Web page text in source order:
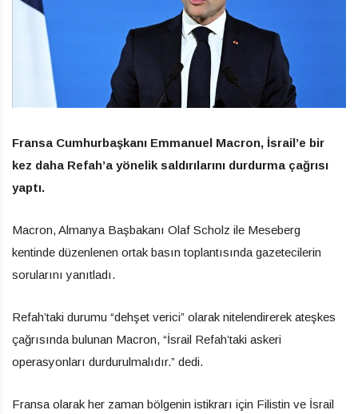
Fransa Cumhurbaşkanı Emmanuel Macron, İsrail’e bir
kez daha Refah’a yönelik saldırılarını durdurma çağrısı
yaptı.
Macron, Almanya Başbakanı Olaf Scholz ile Meseberg
kentinde düzenlenen ortak basın toplantısında gazetecilerin
sorularını yanıtladı.
Refah’taki durumu “dehşet verici” olarak nitelendirerek ateşkes
çağrısında bulunan Macron, “İsrail Refah’taki askeri
operasyonları durdurulmalıdır.” dedi.
Fransa olarak her zaman bölgenin istikrarı için Filistin ve İsrail